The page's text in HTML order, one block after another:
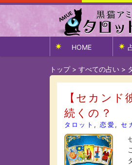
HOME
トップ> すべての占い >
【セカン
続くの？
タロット ,恋愛, セ